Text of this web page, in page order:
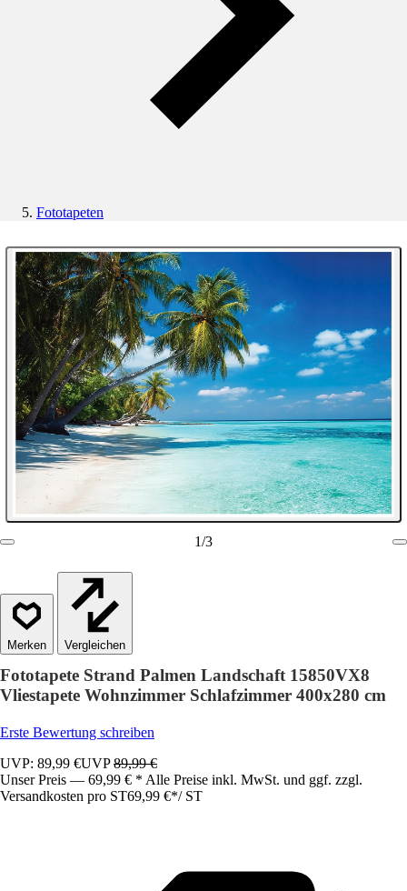
Fototapeten
1/3
Vergleichen
Fototapete Strand Palmen Landschaft 15850VX8
Vliestapete Wohnzimmer Schlafzimmer 400x280 cm
Erste Bewertung schreiben
UVP: 89,99 €UVP89,99 €
Unser Preis — 69,99 € * Alle Preise inkl. MwSt. und ggf. zzgl.
Versandkosten pro ST69,99 €*/ ST